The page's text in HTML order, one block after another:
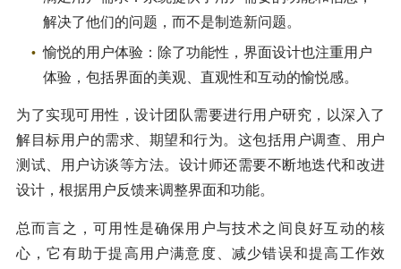
解决了他们的问题，而不是制造新问题。
愉悦的用户体验：除了功能性，界面设计也注重用户
体验，包括界面的美观、直观性和互动的愉悦感。
为了实现可用性，设计团队需要进行用户研究，以深入了
解目标用户的需求、期望和行为。这包括用户调查、用户
测试、用户访谈等方法。设计师还需要不断地迭代和改进
设计，根据用户反馈来调整界面和功能。
总而言之，可用性是确保用户与技术之间良好互动的核
心，它有助于提高用户满意度、减少错误和提高工作效